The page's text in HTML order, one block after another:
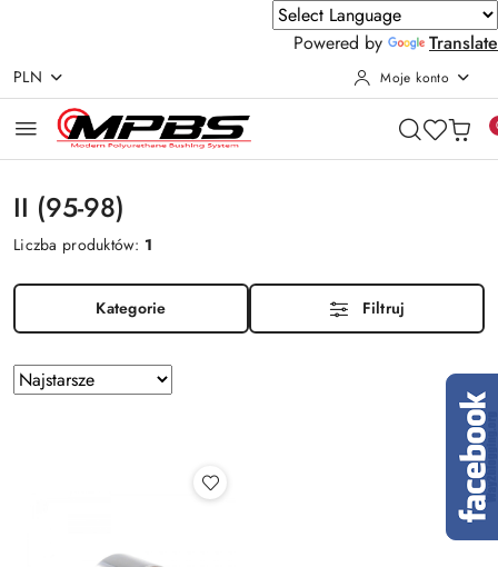
Powered by
Translate
Przejdź do treści głównej
Przejdź do wyszukiwarki
Przejdź do moje konto
Przejdź do menu głównego
Przejdź do stopki
PLN Moje konto
II (95-98)
Liczba produktów: 1
Kategorie Filtruj
Zastosowano
sortowanie:
Sortuj
według